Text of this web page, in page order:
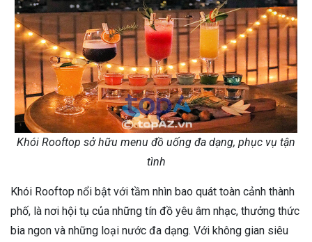
Khói Rooftop sở hữu menu đồ uống đa dạng, phục vụ tận
tình
Khói Rooftop nổi bật với tầm nhìn bao quát toàn cảnh thành
phố, là nơi hội tụ của những tín đồ yêu âm nhạc, thưởng thức
bia ngon và những loại nước đa dạng. Với không gian siêu